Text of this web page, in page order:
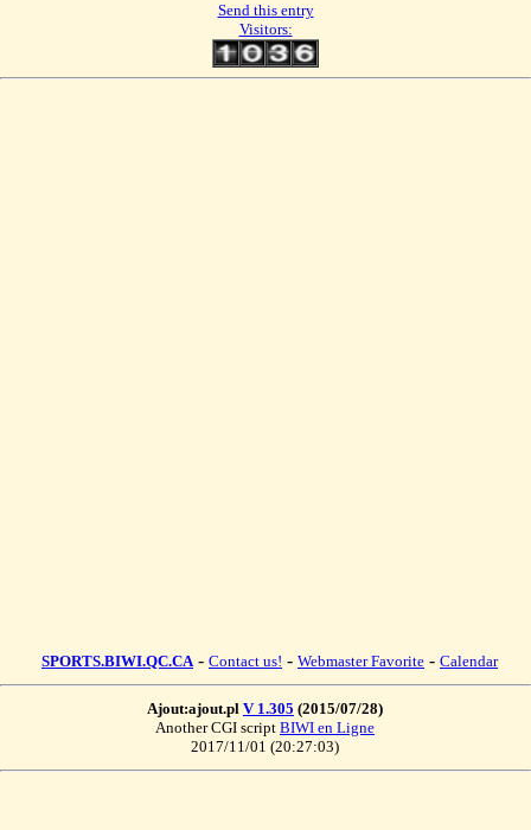
Send this entry
Visitors:
SPORTS.BIWI.QC.CA - Contact us! - Webmaster Favorite - Calendar
Ajout:ajout.pl V 1.305 (2015/07/28)
Another CGI script BIWI en Ligne
2017/11/01 (20:27:03)